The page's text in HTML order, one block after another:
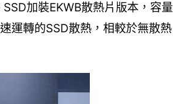
加裝EKWB散熱片版本，容量
運轉的SSD散熱，相較於無散熱